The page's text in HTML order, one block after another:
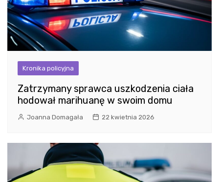
Kronika policyjna
Zatrzymany sprawca uszkodzenia ciała
hodował marihuanę w swoim domu
Joanna Domagała 22 kwietnia 2026